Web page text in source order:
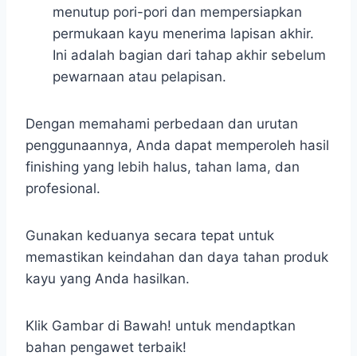
menutup pori-pori dan mempersiapkan
permukaan kayu menerima lapisan akhir.
Ini adalah bagian dari tahap akhir sebelum
pewarnaan atau pelapisan.
Dengan memahami perbedaan dan urutan
penggunaannya, Anda dapat memperoleh hasil
finishing yang lebih halus, tahan lama, dan
profesional.
Gunakan keduanya secara tepat untuk
memastikan keindahan dan daya tahan produk
kayu yang Anda hasilkan.
Klik Gambar di Bawah! untuk mendaptkan
bahan pengawet terbaik!